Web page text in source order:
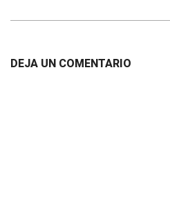
DEJA UN COMENTARIO